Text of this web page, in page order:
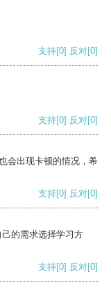
支持[0] 反对[0]
支持[0] 反对[0]
会出现卡顿的情况，希
支持[0] 反对[0]
的需求选择学习方
支持[0] 反对[0]